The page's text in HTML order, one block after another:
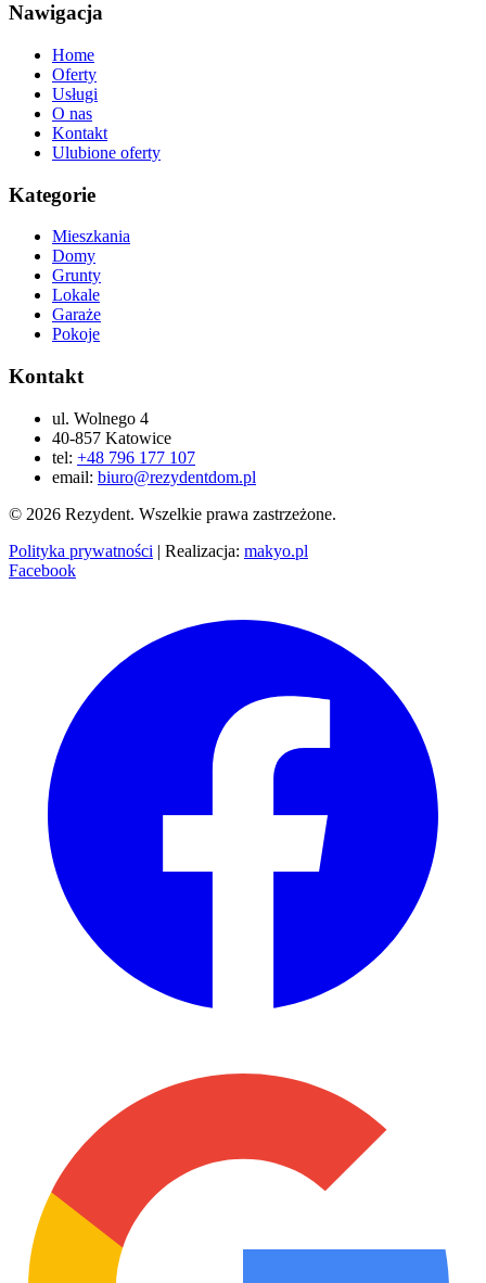
Nawigacja
Home
Oferty
Usługi
O nas
Kontakt
Ulubione oferty
Kategorie
Mieszkania
Domy
Grunty
Lokale
Garaże
Pokoje
Kontakt
ul. Wolnego 4
40-857 Katowice
tel: +48 796 177 107
email: biuro@rezydentdom.pl
© 2026 Rezydent. Wszelkie prawa zastrzeżone.
Polityka prywatności | Realizacja: makyo.pl
Facebook